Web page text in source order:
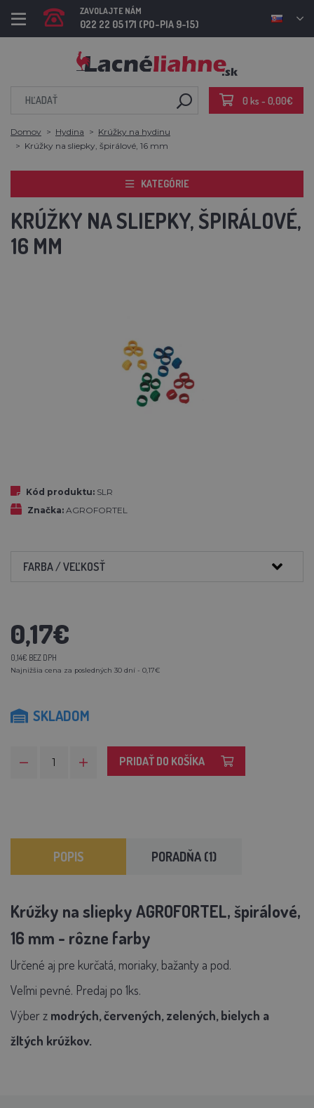
ZAVOLAJTE NÁM
022 22 05 171 (PO-PIA 9-15)
0 ks - 0,00€
Domov Hydina
Krúžky na hydinu
Krúžky na sliepky, špirálové, 16 mm
KATEGÓRIE
KRÚŽKY NA SLIEPKY, ŠPIRÁLOVÉ,
16 MM
Kód produktu: SLR
Značka: AGROFORTEL
FARBA / VEĽKOSŤ
0,17€
0,14€ BEZ DPH
Najnižšia cena za posledných 30 dní - 0,17€
SKLADOM
PRIDAŤ DO KOŠÍKA
POPIS PORADŇA (1)
Krúžky na sliepky AGROFORTEL, špirálové,
16 mm - rôzne farby
Určené aj pre kurčatá, moriaky, bažanty a pod.
Veľmi pevné. Predaj po 1ks.
Výber z modrých, červených, zelených, bielych a
žltých krúžkov.